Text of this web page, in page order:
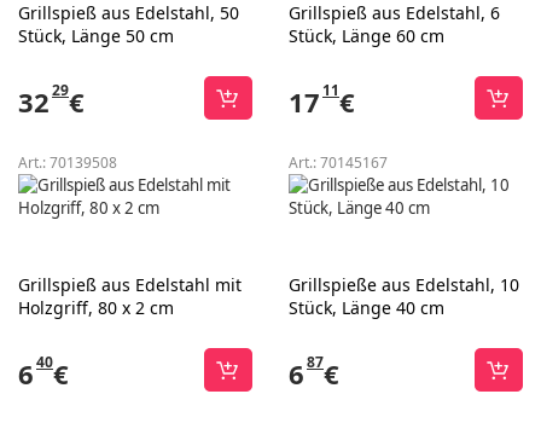
Grillspieß aus Edelstahl, 50
Stück, Länge 50 cm
3229€
Grillspieß aus Edelstahl, 6
Stück, Länge 60 cm
17 11€
Art.:70139508
Grillspieß aus Edelstahl mit
Holzgriff, 80 x 2 cm
640€
Art.:70145167
Grillspieße aus Edelstahl, 10
Stück, Länge 40 cm
687€